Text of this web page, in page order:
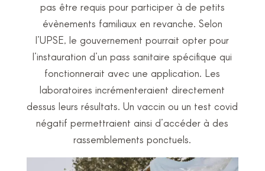
pas être requis pour participer à de petits
évènements familiaux en revanche. Selon
l’UPSE, le gouvernement pourrait opter pour
l’instauration d’un pass sanitaire spécifique qui
fonctionnerait avec une application. Les
laboratoires incrémenteraient directement
dessus leurs résultats. Un vaccin ou un test covid
négatif permettraient ainsi d’accéder à des
rassemblements ponctuels.